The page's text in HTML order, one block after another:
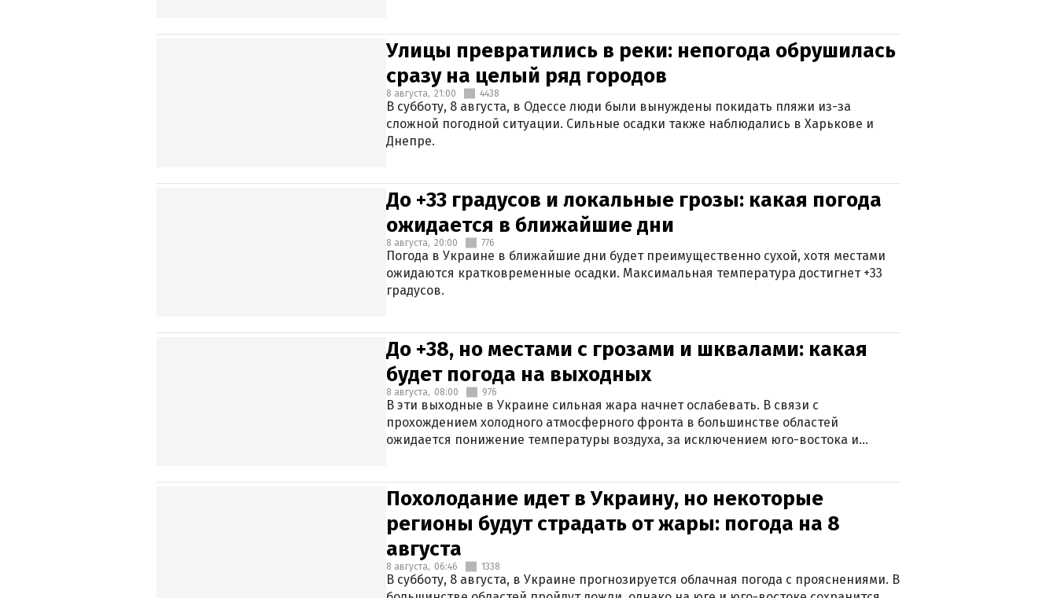
Улицы превратились в реки: непогода обрушилась
сразу на целый ряд городов
8 августа, 21:00 4438
В субботу, 8 августа, в Одессе люди были вынуждены покидать пляжи из-за
сложной погодной ситуации. Сильные осадки также наблюдались в Харькове и
Днепре.
До +33 градусов и локальные грозы: какая погода
ожидается в ближайшие дни
8 августа, 20:00 776
Погода в Украине в ближайшие дни будет преимущественно сухой, хотя местами
ожидаются кратковременные осадки. Максимальная температура достигнет +33
градусов.
До +38, но местами с грозами и шквалами: какая
будет погода на выходных
8 августа, 08:00 976
В эти выходные в Украине сильная жара начнет ослабевать. В связи с
прохождением холодного атмосферного фронта в большинстве областей
ожидается понижение температуры воздуха, за исключением юго-востока и
Похолодание идет в Украину, но некоторые
регионы будут страдать от жары: погода на 8
августа
8 августа, 06:46 1338
В субботу, 8 августа, в Украине прогнозируется облачная погода с прояснениями. В